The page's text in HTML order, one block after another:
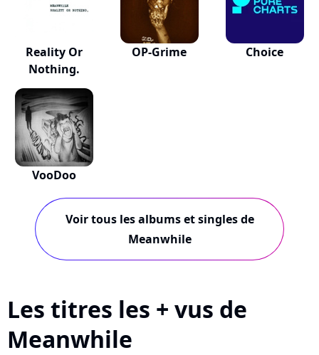
Reality Or
Nothing.
OP-Grime Choice
VooDoo
Voir tous les albums et singles de
Meanwhile
Les titres les + vus de
Meanwhile